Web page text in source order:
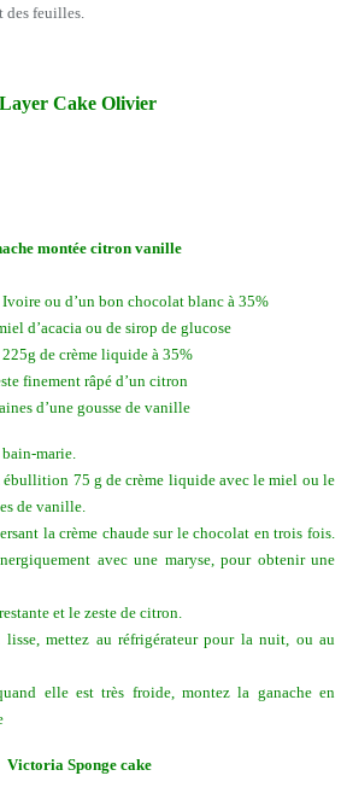
feuilles.
Layer Cake Olivier
montée citron vanille
ou d’un bon chocolat blanc à 35%
d’acacia ou de sirop de glucose
de crème liquide à 35%
finement râpé d’un citron
d’une gousse de vanille
marie.
ébullition 75 g de crème liquide avec le miel ou le
de vanille.
la crème chaude sur le chocolat en trois fois.
avec une maryse, pour obtenir une
et le zeste de citron.
lisse, mettez au réfrigérateur pour la nuit, ou au
elle est très froide, montez la ganache en
Victoria Sponge cake